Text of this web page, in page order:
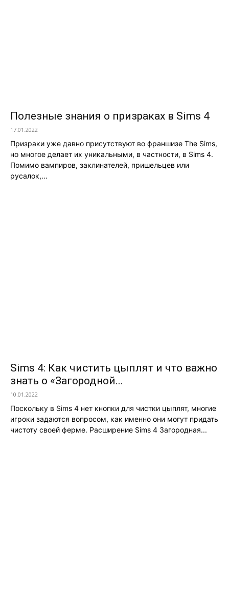
Полезные знания о призраках в Sims 4
17.01.2022
Призраки уже давно присутствуют во франшизе The Sims,
но многое делает их уникальными, в частности, в Sims 4.
Помимо вампиров, заклинателей, пришельцев или
русалок,...
Sims 4: Как чистить цыплят и что важно
знать о «Загородной...
10.01.2022
Поскольку в Sims 4 нет кнопки для чистки цыплят, многие
игроки задаются вопросом, как именно они могут придать
чистоту своей ферме. Расширение Sims 4 Загородная...